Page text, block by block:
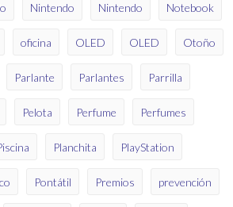
Nintendo Nintendo Notebook
oficina OLED OLED Otoño
Parlante Parlantes Parrilla
Pelota Perfume Perfumes
Planchita PlayStation
Pontátil Premios prevención